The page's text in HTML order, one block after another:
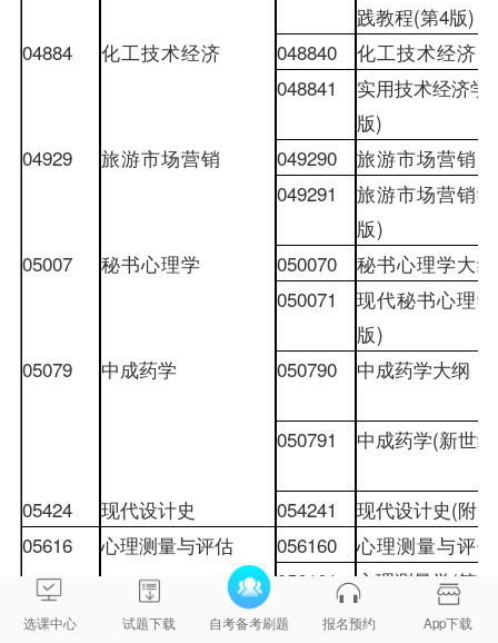
践教程(第4版)
04884
化工技术经济 048840
化工技术经济
048841
实用技术经济学
版)
04929
旅游市场营销 049290
旅游市场营销
049291
旅游市场营销学
版)
05007
秘书心理学 050070
秘书心理学大纲
050071
现代秘书心理学
版)
05079
中成药学 050790 中成药学大纲
050791 中成药学(新世
05424 现代设计史 054241 现代设计史(附
05616
心理测量与评估 056160
心理测量与评
056161
心理测量学(第3
05622
临床心理学 056220
临床心理学大纲
选课中心 试题下载 自考备考刷题 报名预约 App下载